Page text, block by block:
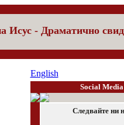
Исус - Драматично
English
Social Media
Следвайте ни